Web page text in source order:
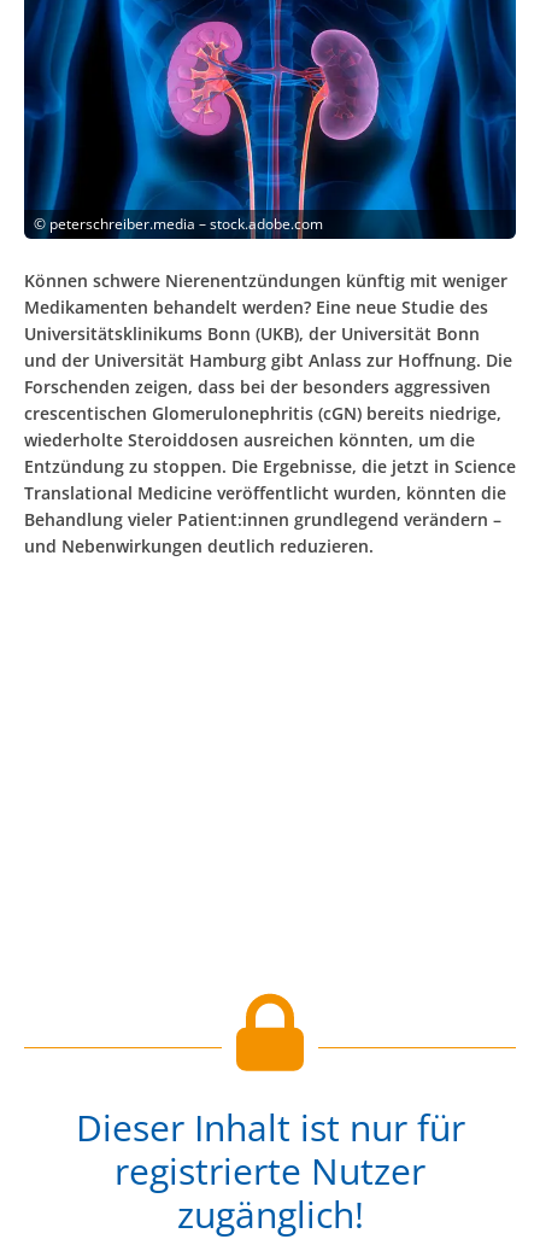
©peterschreiber.media – stock.adobe.com
Können schwere Nierenentzündungen künftig mit weniger
Medikamenten behandelt werden? Eine neue Studie des
Universitätsklinikums Bonn (UKB), der Universität Bonn
und der Universität Hamburg gibt Anlass zur Hoffnung. Die
Forschenden zeigen, dass bei der besonders aggressiven
crescentischen Glomerulonephritis (cGN) bereits niedrige,
wiederholte Steroiddosen ausreichen könnten, um die
Entzündung zu stoppen. Die Ergebnisse, die jetzt in Science
Translational Medicine veröffentlicht wurden, könnten die
Behandlung vieler Patient:innen grundlegend verändern –
und Nebenwirkungen deutlich reduzieren.
Dieser Inhalt ist nur für
registrierte Nutzer
zugänglich!